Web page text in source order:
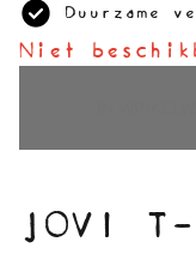
Duurzame
Niet
JOVI T-